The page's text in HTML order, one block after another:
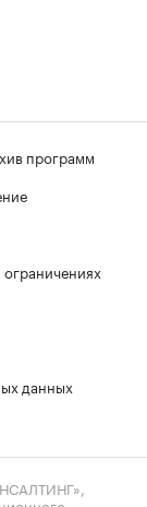
программ
данных